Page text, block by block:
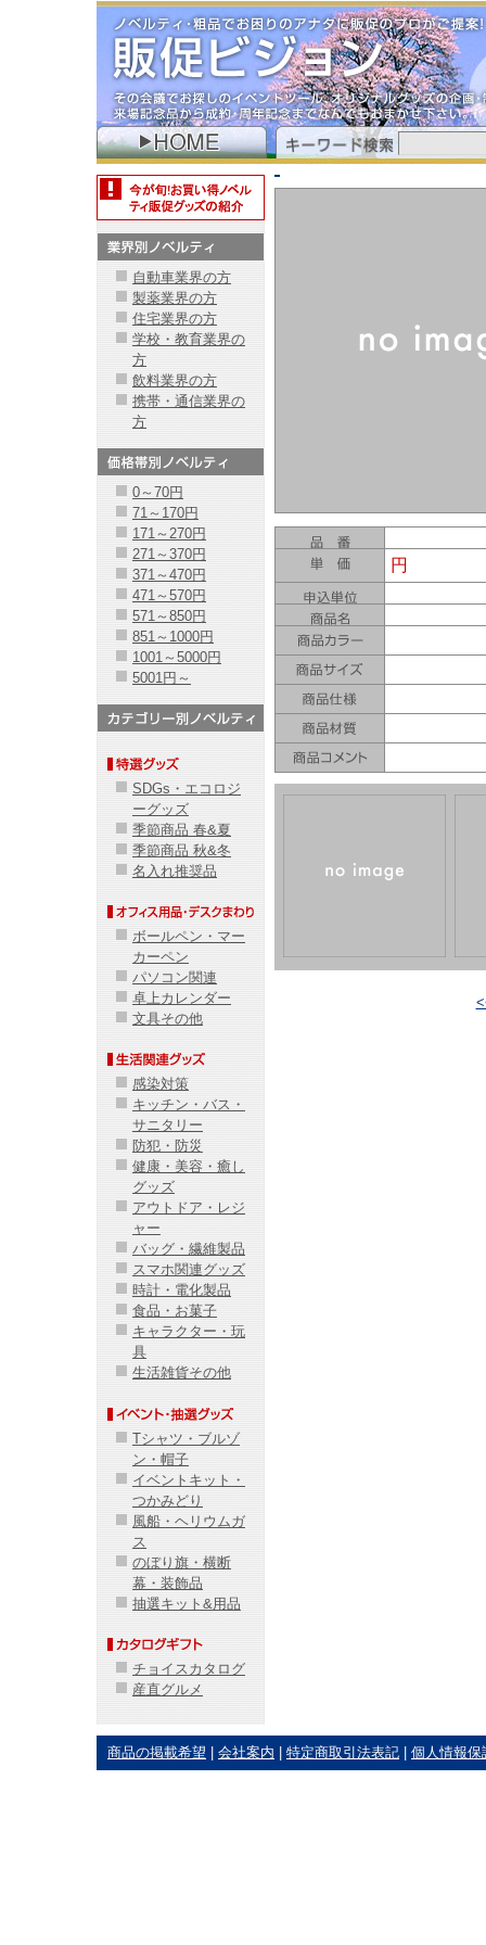
円
自動車業界の方
製薬業界の方
住宅業界の方
学校・教育業界の
方
飲料業界の方
携帯・通信業界の
方
0～70円
71～170円
171～270円
271～370円
371～470円
471～570円
571～850円
851～1000円
1001～5000円
5001円～
SDGs・エコロジ
ーグッズ
季節商品 春&夏
季節商品 秋&冬
名入れ推奨品
ボールペン・マー
カーペン
パソコン関連
卓上カレンダー
文具その他
感染対策
キッチン・バス・
サニタリー
防犯・防災
健康・美容・癒し
グッズ
アウトドア・レジ
ャー
バッグ・繊維製品
スマホ関連グッズ
時計・電化製品
食品・お菓子
キャラクター・玩
具
生活雑貨その他
Tシャツ・ブルゾ
ン・帽子
イベントキット・
つかみどり
風船・ヘリウムガ
ス
のぼり旗・横断
幕・装飾品
抽選キット&用品
チョイスカタログ
産直グルメ
商品の掲載希望 会社案内 特定商取引法表記 個人情報保